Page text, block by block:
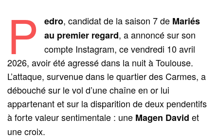
P edro, candidat de la saison 7 de Mariés
au premier regard, a annoncé sur son
compte Instagram, ce vendredi 10 avril
2026, avoir été agressé dans la nuit à Toulouse.
L’attaque, survenue dans le quartier des Carmes, a
débouché sur le vol d’une chaîne en or lui
appartenant et sur la disparition de deux pendentifs
à forte valeur sentimentale : une Magen David et
une croix.